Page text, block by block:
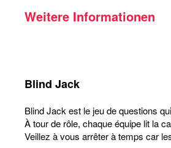
Weitere Informationen
Blind Jack
Blind Jack est le jeu de questions
À tour de rôle, chaque équipe lit la
Veillez à vous arrêter à temps car